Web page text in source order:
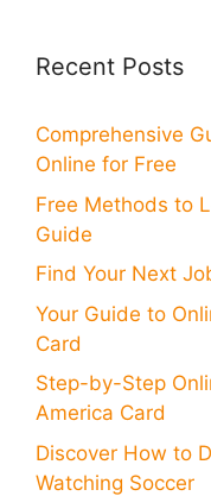
Recent Posts
Comprehensive
Online for Free
Free Methods to
Guide
Find Your Next
Your Guide to
Card
Step-by-Step
America Card
Discover How to
Watching Soccer